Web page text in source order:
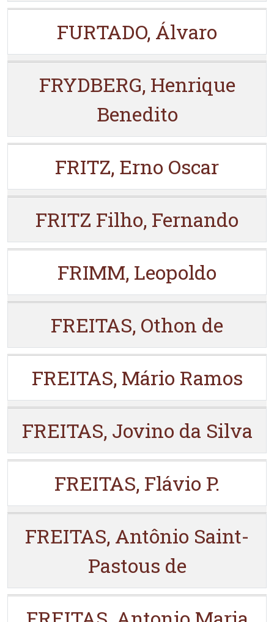
FURTADO, Álvaro
FRYDBERG, Henrique
Benedito
FRITZ, Erno Oscar
FRITZ Filho, Fernando
FRIMM, Leopoldo
FREITAS, Othon de
FREITAS, Mário Ramos
FREITAS, Jovino da Silva
FREITAS, Flávio P.
FREITAS, Antônio Saint-
Pastous de